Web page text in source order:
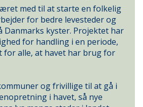
med til at starte en folkelig
for bedre levesteder og
Danmarks kyster. Projektet har
for handling i en periode,
for alle, at havet har brug for
og frivillige til at gå i
i havet, så nye